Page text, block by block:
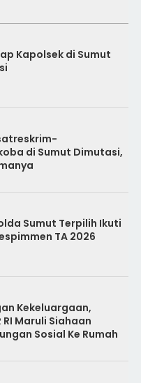
Kapolsek di Sumut
di Sumut Dimutasi,
Sumut Terpilih Ikuti
TA 2026
Kekeluargaan,
Maruli Siahaan
Sosial Ke Rumah